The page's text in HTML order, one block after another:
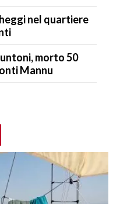
nel quartiere
morto 50
Mannu